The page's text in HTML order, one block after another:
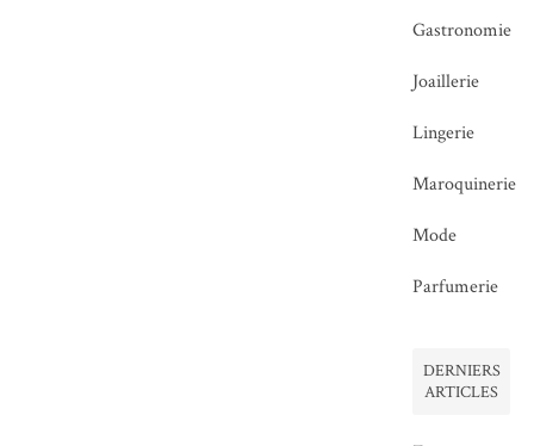
Gastronomie
Joaillerie
Lingerie
Maroquinerie
Mode
Parfumerie
DERNIERS
ARTICLES